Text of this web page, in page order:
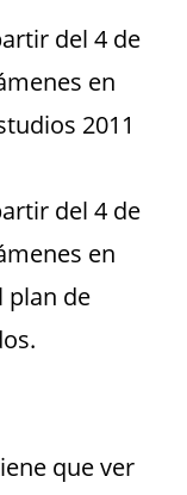
del 4 de
en
2011
del 4 de
en
plan de
que ver